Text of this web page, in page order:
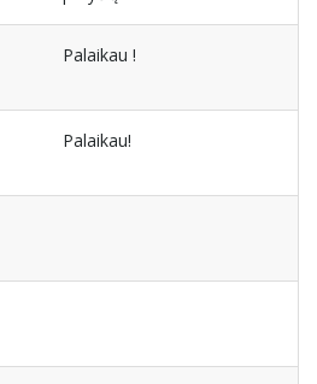
Palaikau !
Palaikau!